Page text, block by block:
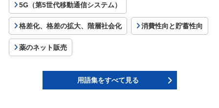
5G（第5世代移動通信システム）
格差化、格差の拡大、階層社会化 消費性向と貯蓄性向
薬のネット販売
用語集をすべて見る